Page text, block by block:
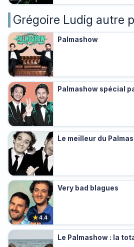
Grégoire Ludig autre
Palmashow
Palmashow spécial
Le meilleur du
★4.4
Very bad blagues
Le Palmashow : la